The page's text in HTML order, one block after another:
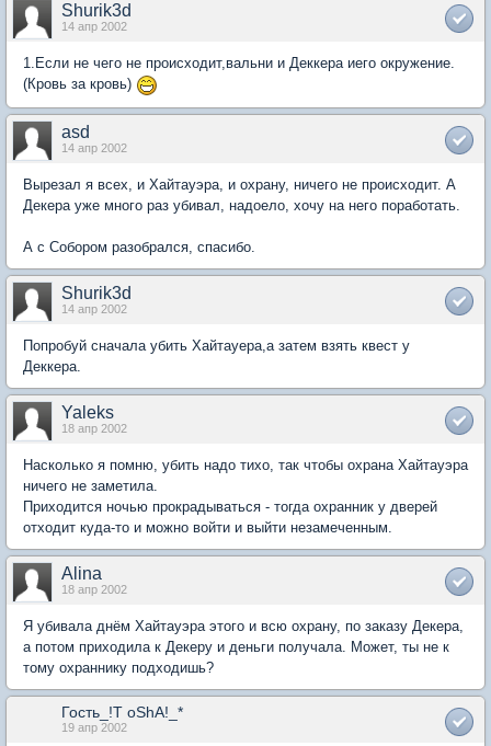
Shurik3d
14 апр 2002
1.Если не чего не происходит,вальни и Деккера иего окружение.
(Кровь за кровь)
asd
14 апр 2002
Вырезал я всех, и Хайтауэра, и охрану, ничего не происходит. А
Декера уже много раз убивал, надоело, хочу на него поработать.
А с Собором разобрался, спасибо.
Shurik3d
14 апр 2002
Попробуй сначала убить Хайтауера,а затем взять квест у
Деккера.
Yaleks
18 апр 2002
Насколько я помню, убить надо тихо, так чтобы охрана Хайтауэра
ничего не заметила.
Приходится ночью прокрадываться - тогда охранник у дверей
отходит куда-то и можно войти и выйти незамеченным.
Alina
18 апр 2002
Я убивала днём Хайтауэра этого и всю охрану, по заказу Декера,
а потом приходила к Декеру и деньги получала. Может, ты не к
тому охраннику подходишь?
Гость_!T oShA!_*
19 апр 2002